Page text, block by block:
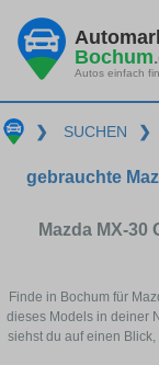
Bochum
Autos einfach
❯ SUCHEN ❯
gebrauchte
Mazda MX-
Finde in Bochum für
dieses Models in deiner
siehst du auf einen